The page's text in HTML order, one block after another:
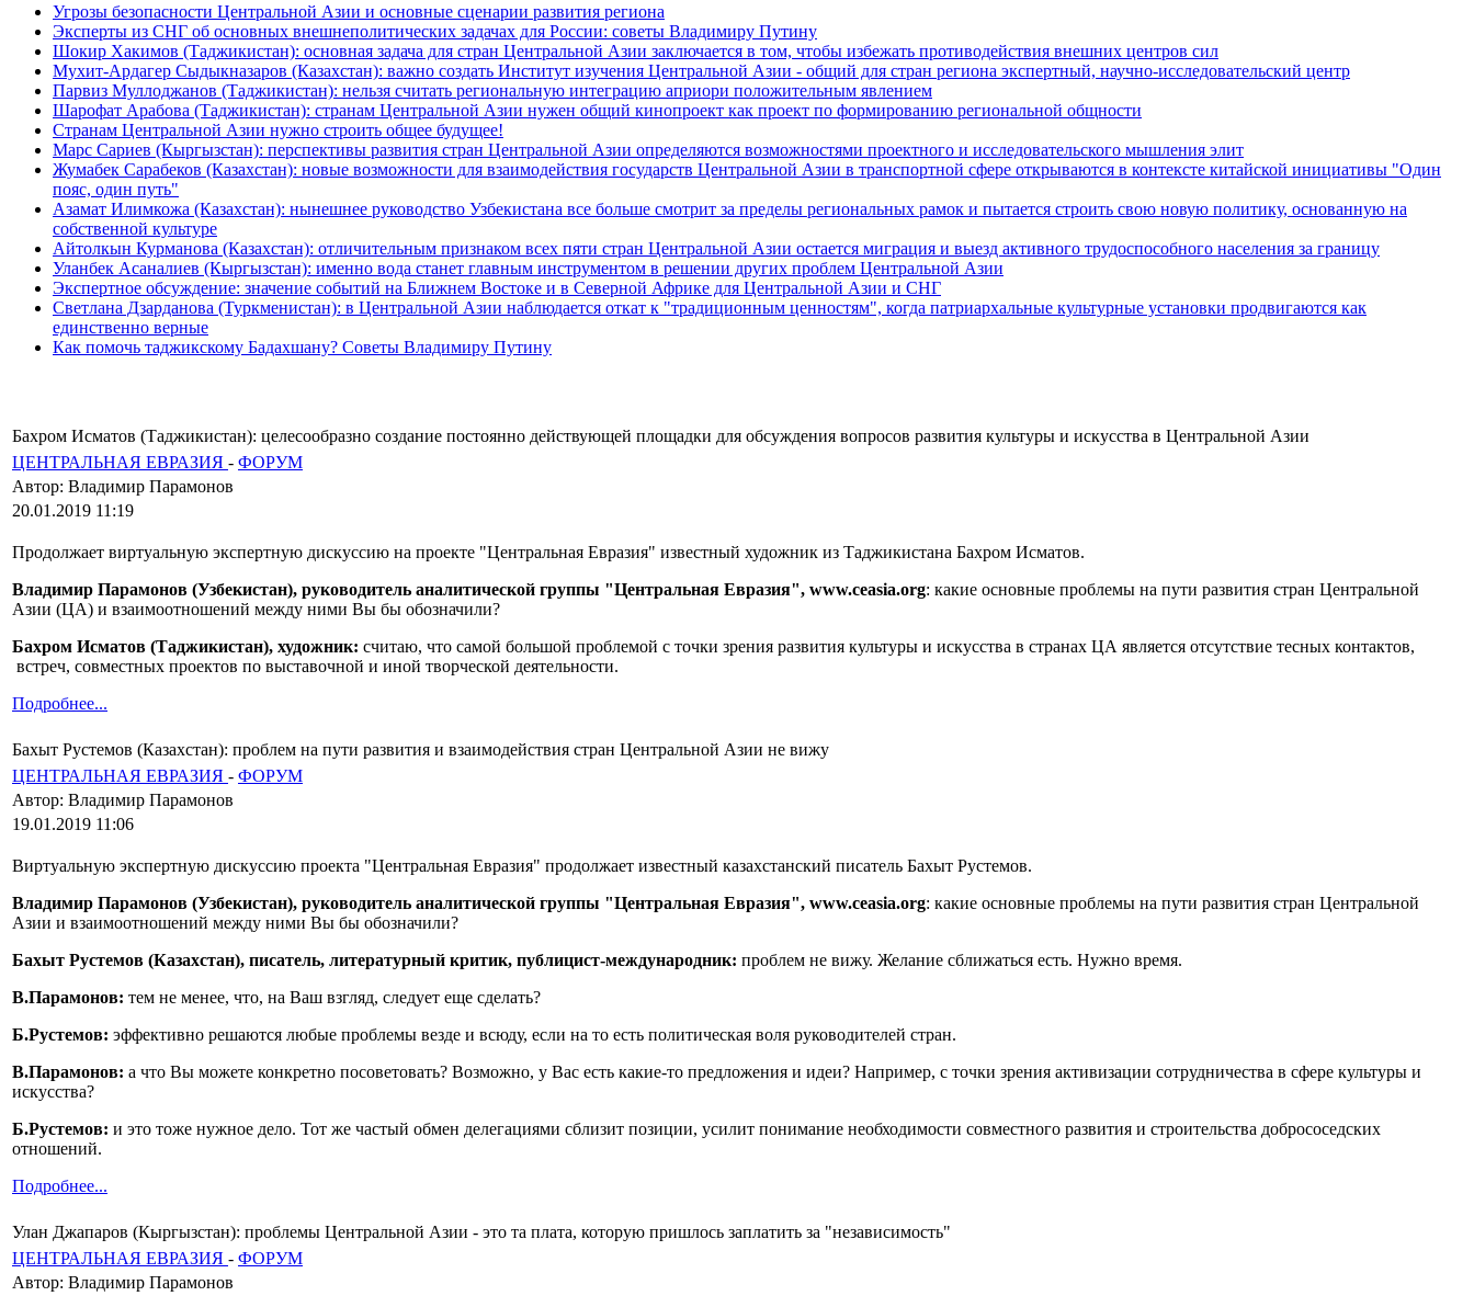
Угрозы безопасности Центральной Азии и основные сценарии развития региона
Эксперты из СНГ об основных внешнеполитических задачах для России: советы Владимиру Путину
Шокир Хакимов (Таджикистан): основная задача для стран Центральной Азии заключается в том, чтобы избежать противодействия внешних центров сил
Мухит-Ардагер Сыдыкназаров (Казахстан): важно создать Институт изучения Центральной Азии - общий для стран региона экспертный, научно-исследовательский центр
Парвиз Муллоджанов (Таджикистан): нельзя считать региональную интеграцию априори положительным явлением
Шарофат Арабова (Таджикистан): странам Центральной Азии нужен общий кинопроект как проект по формированию региональной общности
Странам Центральной Азии нужно строить общее будущее!
Марс Сариев (Кыргызстан): перспективы развития стран Центральной Азии определяются возможностями проектного и исследовательского мышления элит
Жумабек Сарабеков (Казахстан): новые возможности для взаимодействия государств Центральной Азии в транспортной сфере открываются в контексте китайской инициативы "Один
пояс, один путь"
Азамат Илимкожа (Казахстан): нынешнее руководство Узбекистана все больше смотрит за пределы региональных рамок и пытается строить свою новую политику, основанную на
собственной культуре
Айтолкын Курманова (Казахстан): отличительным признаком всех пяти стран Центральной Азии остается миграция и выезд активного трудоспособного населения за границу
Уланбек Асаналиев (Кыргызстан): именно вода станет главным инструментом в решении других проблем Центральной Азии
Экспертное обсуждение: значение событий на Ближнем Востоке и в Северной Африке для Центральной Азии и СНГ
Светлана Дзарданова (Туркменистан): в Центральной Азии наблюдается откат к "традиционным ценностям", когда патриархальные культурные установки продвигаются как
единственно верные
Как помочь таджикскому Бадахшану? Советы Владимиру Путину
Бахром Исматов (Таджикистан): целесообразно создание постоянно действующей площадки для обсуждения вопросов развития культуры и искусства в Центральной Азии
ЦЕНТРАЛЬНАЯ ЕВРАЗИЯ - ФОРУМ
Автор: Владимир Парамонов
20.01.2019 11:19
Продолжает виртуальную экспертную дискуссию на проекте "Центральная Евразия" известный художник из Таджикистана Бахром Исматов.
Владимир Парамонов (Узбекистан), руководитель аналитической группы "Центральная Евразия", www.ceasia.org: какие основные проблемы на пути развития стран Центральной
Азии (ЦА) и взаимоотношений между ними Вы бы обозначили?
Бахром Исматов (Таджикистан), художник: считаю, что самой большой проблемой с точки зрения развития культуры и искусства в странах ЦА является отсутствие тесных контактов,
встреч, совместных проектов по выставочной и иной творческой деятельности.
Подробнее...
Бахыт Рустемов (Казахстан): проблем на пути развития и взаимодействия стран Центральной Азии не вижу
ЦЕНТРАЛЬНАЯ ЕВРАЗИЯ - ФОРУМ
Автор: Владимир Парамонов
19.01.2019 11:06
Виртуальную экспертную дискуссию проекта "Центральная Евразия" продолжает известный казахстанский писатель Бахыт Рустемов.
Владимир Парамонов (Узбекистан), руководитель аналитической группы "Центральная Евразия", www.ceasia.org: какие основные проблемы на пути развития стран Центральной
Азии и взаимоотношений между ними Вы бы обозначили?
Бахыт Рустемов (Казахстан), писатель, литературный критик, публицист-международник: проблем не вижу. Желание сближаться есть. Нужно время.
В.Парамонов: тем не менее, что, на Ваш взгляд, следует еще сделать?
Б.Рустемов: эффективно решаются любые проблемы везде и всюду, если на то есть политическая воля руководителей стран.
В.Парамонов: а что Вы можете конкретно посоветовать? Возможно, у Вас есть какие-то предложения и идеи? Например, с точки зрения активизации сотрудничества в сфере культуры и
искусства?
Б.Рустемов: и это тоже нужное дело. Тот же частый обмен делегациями сблизит позиции, усилит понимание необходимости совместного развития и строительства добрососедских
отношений.
Подробнее...
Улан Джапаров (Кыргызстан): проблемы Центральной Азии - это та плата, которую пришлось заплатить за "независимость"
ЦЕНТРАЛЬНАЯ ЕВРАЗИЯ - ФОРУМ
Автор: Владимир Парамонов